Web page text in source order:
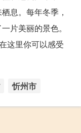
息。每年冬季，
片美丽的景色。
这里你可以感受
忻州市